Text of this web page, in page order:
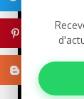
Blogger